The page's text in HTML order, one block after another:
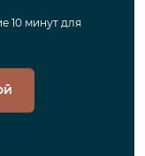
10 минут для